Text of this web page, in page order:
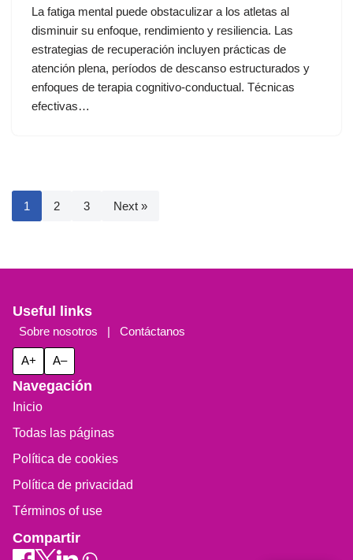
La fatiga mental puede obstaculizar a los atletas al
disminuir su enfoque, rendimiento y resiliencia. Las
estrategias de recuperación incluyen prácticas de
atención plena, períodos de descanso estructurados y
enfoques de terapia cognitivo-conductual. Técnicas
efectivas…
1 2 3 Next »
Useful links
Sobre nosotros | Contáctanos
A+ A–
Navegación
Inicio
Todas las páginas
Política de cookies
Política de privacidad
Términos of use
Compartir